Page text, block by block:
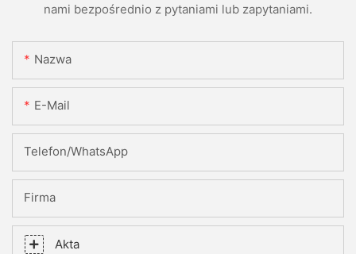
nami bezpośrednio z pytaniami lub zapytaniami.
Nazwa
E-Mail
Telefon/WhatsApp
Firma
Akta